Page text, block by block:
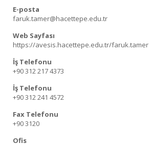
E-posta
faruk.tamer@hacettepe.edu.tr
Web Sayfası
https://avesis.hacettepe.edu.tr/faruk.tamer
İş Telefonu
+90 312 217 4373
İş Telefonu
+90 312 241 4572
Fax Telefonu
+90 3120
Ofis